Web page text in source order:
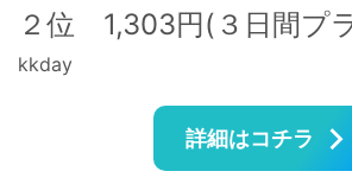
２位 1,303円(３日間プ
kkday
詳細はコチラ